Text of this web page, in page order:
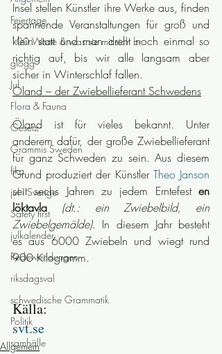
Feiertage
100 Worte & was sie mit sich br
glögg
Jul
Flora & Fauna
Gesetz
Grammis Sweden
fika
jul i Sverige
Safety first
julkalender
Redewendungen
riksdagsval
schwedische Grammatik
Politik
samhälle
Insel stellen Künstler ihre Werke aus, finden
spannende Veranstaltungen für groß und
klein statt und man dreht noch einmal so
richtig auf, bis wir alle langsam aber
sicher in Winterschlaf fallen.
Öland – der Zwiebellieferant Schwedens
Öland ist für vieles bekannt. Unter
anderem dafür, der große Zwiebellieferant
für ganz Schweden zu sein. Aus diesem
Grund produziert der Künstler Theo Janson
seit sechs Jahren zu jedem Erntefest en
löktavla
(dt.: ein Zwiebelbild, ein
Zwiebelgemälde). In diesem Jahr besteht
es aus 6000 Zwiebeln und wiegt rund
900 Kilogramm.
Källa:
svt.se
Allgemein